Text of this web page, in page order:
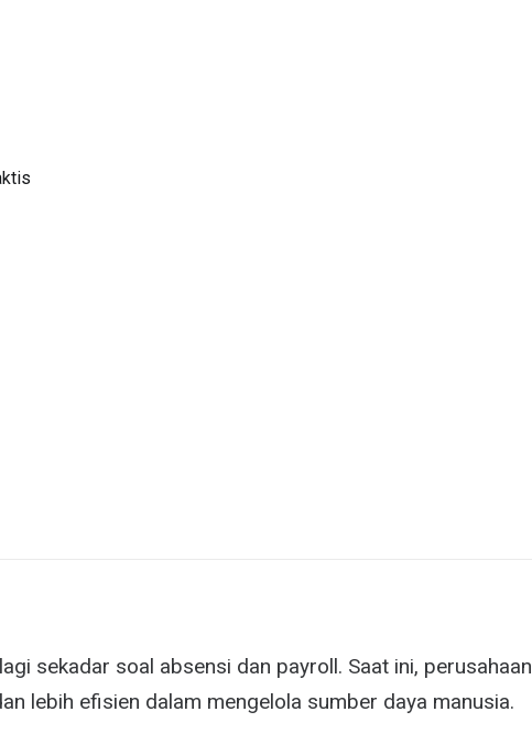
sekadar soal absensi dan payroll. Saat ini, perusahaan
lebih efisien dalam mengelola sumber daya manusia.